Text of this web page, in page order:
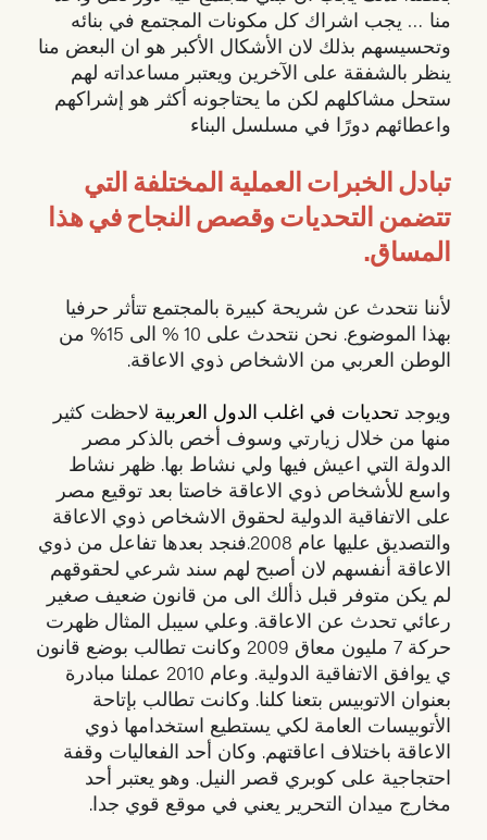
منا … يجب اشراك كل مكونات المجتمع في بنائه
وتحسيسهم بذلك لان الأشكال الأكبر هو ان البعض منا
ينظر بالشفقة على الآخرين ويعتبر مساعداته لهم
ستحل مشاكلهم لكن ما يحتاجونه أكثر هو إشراكهم
واعطائهم دورًا في مسلسل البناء
تبادل الخبرات العملية المختلفة التي
تتضمن التحديات وقصص النجاح في هذا
المساق.
لأننا نتحدث عن شريحة كبيرة بالمجتمع تتأثر حرفيا
بهذا الموضوع. نحن نتحدث على 10 % الى 15% من
الوطن العربي من الاشخاص ذوي الاعاقة.
ويوجد تحديات في اغلب الدول العربية لاحظت كثير
منها من خلال زيارتي وسوف أخص بالذكر مصر
الدولة التي اعيش فيها ولي نشاط بها. ظهر نشاط
واسع للأشخاص ذوي الاعاقة خاصتا بعد توقيع مصر
على الاتفاقية الدولية لحقوق الاشخاص ذوي الاعاقة
والتصديق عليها عام 2008.فنجد بعدها تفاعل من ذوي
الاعاقة أنفسهم لان أصبح لهم سند شرعي لحقوقهم
لم يكن متوفر قبل ذألك الى من قانون ضعيف صغير
رعائي تحدث عن الاعاقة. وعلي سيبل المثال ظهرت
حركة 7 مليون معاق 2009 وكانت تطالب بوضع قانون
ي يوافق الاتفاقية الدولية. وعام 2010 عملنا مبادرة
بعنوان الاتوبيس بتعنا كلنا. وكانت تطالب بإتاحة
الأتوبيسات العامة لكي يستطيع استخدامها ذوي
الاعاقة باختلاف اعاقتهم. وكان أحد الفعاليات وقفة
احتجاجية على كوبري قصر النيل. وهو يعتبر أحد
مخارج ميدان التحرير يعني في موقع قوي جدا.